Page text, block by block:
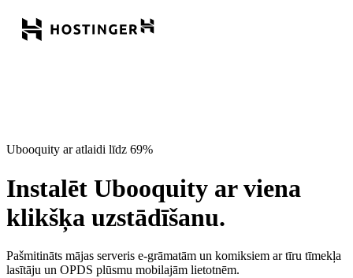
Ubooquity ar atlaidi līdz 69%
Instalēt Ubooquity ar viena
klikšķa uzstādīšanu.
Pašmitināts mājas serveris e-grāmatām un komiksiem ar tīru tīmekļa
lasītāju un OPDS plūsmu mobilajām lietotnēm.